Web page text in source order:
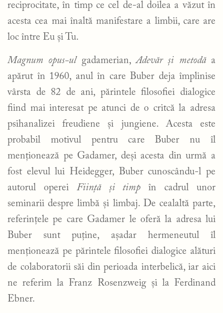
reciprocitate, în timp ce cel de-al doilea a văzut în
acesta cea mai înaltă manifestare a limbii, care are
loc între Eu și Tu.
Magnum opus-ulgadamerian,Adevăr și metodăa
apărut în 1960, anul în care Buber deja împlinise
vârsta de 82 de ani, părintele filosofiei dialogice
fiind mai interesat pe atunci de o critcă la adresa
psihanalizei freudiene și jungiene. Acesta este
probabil motivul pentru care Buber nu îl
menționează pe Gadamer, deși acesta din urmă a
fost elevul lui Heidegger, Buber cunoscându-l pe
autorul operei Ființă și timp în cadrul unor
seminarii despre limbă și limbaj. De cealaltă parte,
referințele pe care Gadamer le oferă la adresa lui
Buber sunt puține, așadar hermeneutul îl
menționează pe părintele filosofiei dialogice alături
de colaboratorii săi din perioada interbelică, iar aici
ne referim la Franz Rosenzweig și la Ferdinand
Ebner.